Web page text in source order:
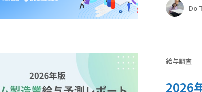
Do
給与調査
2026